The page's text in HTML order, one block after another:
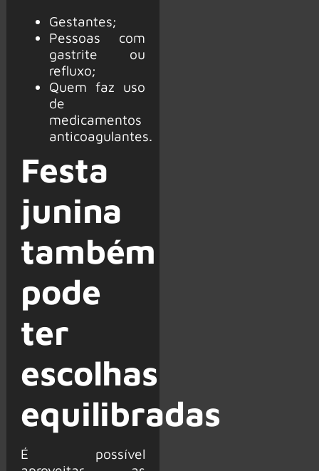
Gestantes;
Pessoas com
gastrite ou
refluxo;
Quem faz uso
de
medicamentos
anticoagulantes.
Festa
junina
também
pode
ter
escolhas
equilibradas
É possível